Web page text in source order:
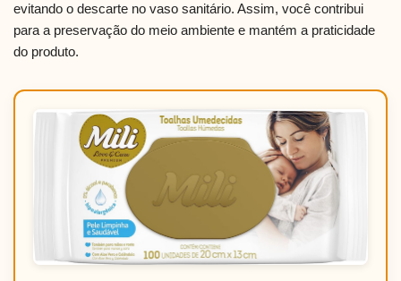
evitando o descarte no vaso sanitário. Assim, você contribui
para a preservação do meio ambiente e mantém a praticidade
do produto.